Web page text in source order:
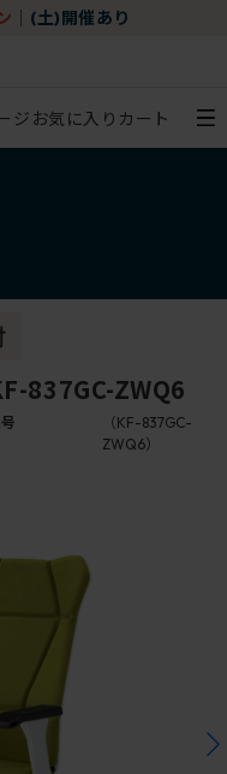
(土)開催あり
ジ お気に入り カート
837GC-ZWQ6
（KF-837GC-
ZWQ6）